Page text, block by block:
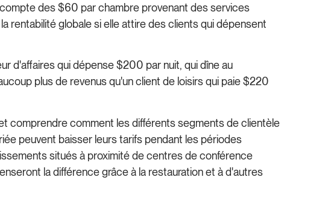
des $60 par chambre provenant des services
rentabilité globale si elle attire des clients qui dépensent
d'affaires qui dépense $200 par nuit, qui dîne au
plus de revenus qu'un client de loisirs qui paie $220
comprendre comment les différents segments de clientèle
peuvent baisser leurs tarifs pendant les périodes
situés à proximité de centres de conférence
la différence grâce à la restauration et à d'autres